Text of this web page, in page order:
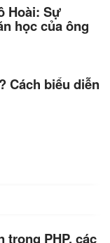
Hoài: Sự
học của ông
Cách biểu diễn
trong PHP, các